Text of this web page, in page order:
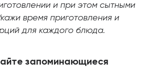
и при этом сытными
время приготовления и
для каждого блюда.
запоминающиеся